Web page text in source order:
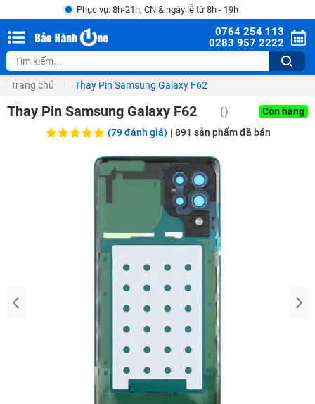
Phục vụ: 8h-21h, CN & ngày lễ từ 8h - 19h
0764 254 113
0283 957 2222
Trang chủ Thay Pin Samsung Galaxy F62
Thay Pin Samsung Galaxy F62 ()
Còn hàng
(79 đánh giá) | 891 sản phẩm đã bán